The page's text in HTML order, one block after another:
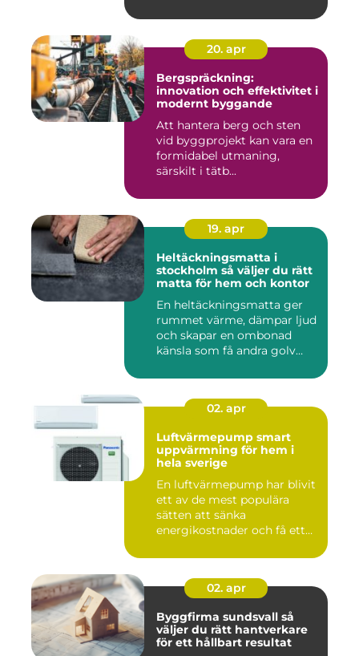
20. apr
Bergspräckning:
innovation och effektivitet i
modernt byggande
Att hantera berg och sten
vid byggprojekt kan vara en
formidabel utmaning,
särskilt i tätb...
19. apr
Heltäckningsmatta i
stockholm så väljer du rätt
matta för hem och kontor
En heltäckningsmatta ger
rummet värme, dämpar ljud
och skapar en ombonad
känsla som få andra golv
02. apr
Luftvärmepump smart
uppvärmning för hem i
hela sverige
En luftvärmepump har blivit
ett av de mest populära
sätten att sänka
energikostnader och få ett
02. apr
Byggfirma sundsvall så
väljer du rätt hantverkare
för ett hållbart resultat